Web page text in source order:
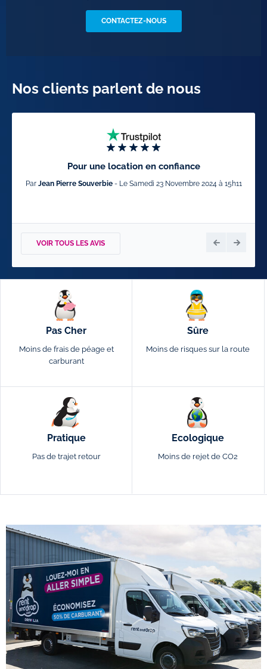
CONTACTEZ-NOUS
Nos clients parlent de nous
Pour une location en confiance
Par Jean Pierre Souverbie- Le Samedi 23 Novembre 2024 à 15h11
VOIR TOUS LES AVIS
Pas Cher
Moins de frais de péage et
carburant
Sûre
Moins de risques sur la route
Pratique
Pas de trajet retour
Ecologique
Moins de rejet de CO2